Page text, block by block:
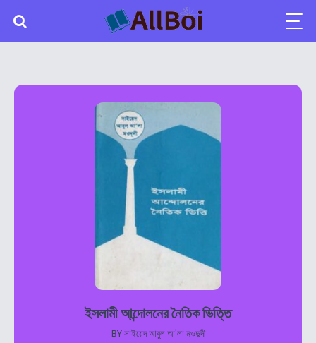
ইসলামী আন্দোলনের নৈতিক ভিত্তি
BYসাইয়েদ আবুল আ'লা মওদুদী